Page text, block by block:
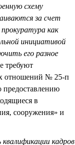
схему
за счет
как
инициативой
его разное
требуют
отношений № 25-п
предоставлению
в
сооружения» и
квалификации кадров